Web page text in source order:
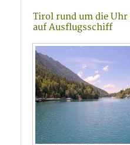
Tirol rund um die
auf Ausflugsschiff